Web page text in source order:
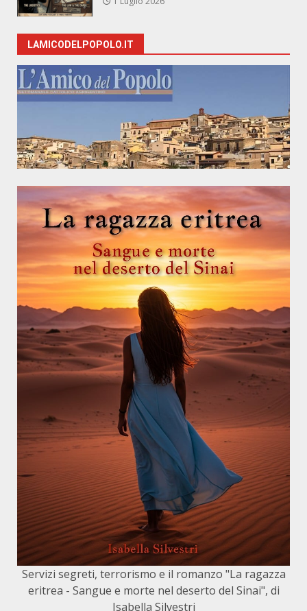
LAMICODELPOPOLO.IT
Servizi segreti, terrorismo e il romanzo "La ragazza
eritrea - Sangue e morte nel deserto del Sinai", di
Isabella Silvestri